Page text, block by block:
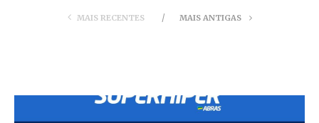
MAIS RECENTES MAIS ANTIGAS